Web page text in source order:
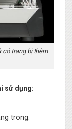
có trang bị thêm
sử dụng:
trong.